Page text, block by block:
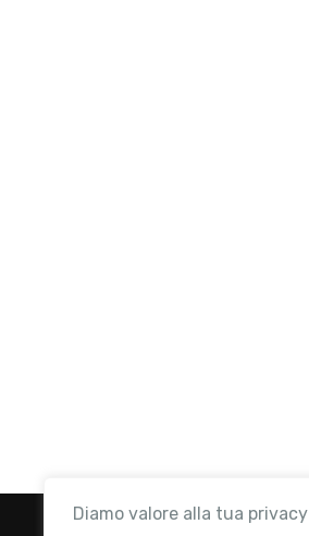
Diamo valore alla tua privacy